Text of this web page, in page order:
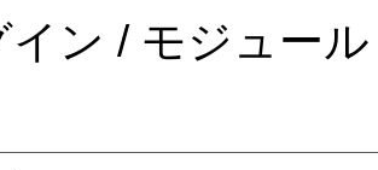
イン / モジュー